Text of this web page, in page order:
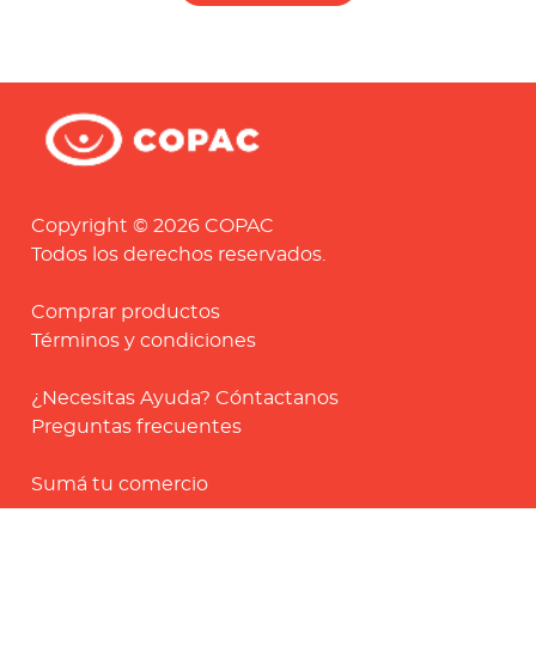
Copyright © 2026 COPAC
Todos los derechos reservados.
Comprar productos
Términos y condiciones
¿Necesitas Ayuda? Cóntactanos
Preguntas frecuentes
Sumá tu comercio